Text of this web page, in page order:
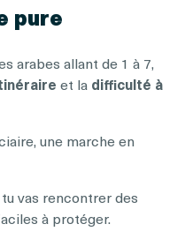
pure
arabes allant de 1 à 7,
et la difficulté à
une marche en
vas rencontrer des
à protéger.